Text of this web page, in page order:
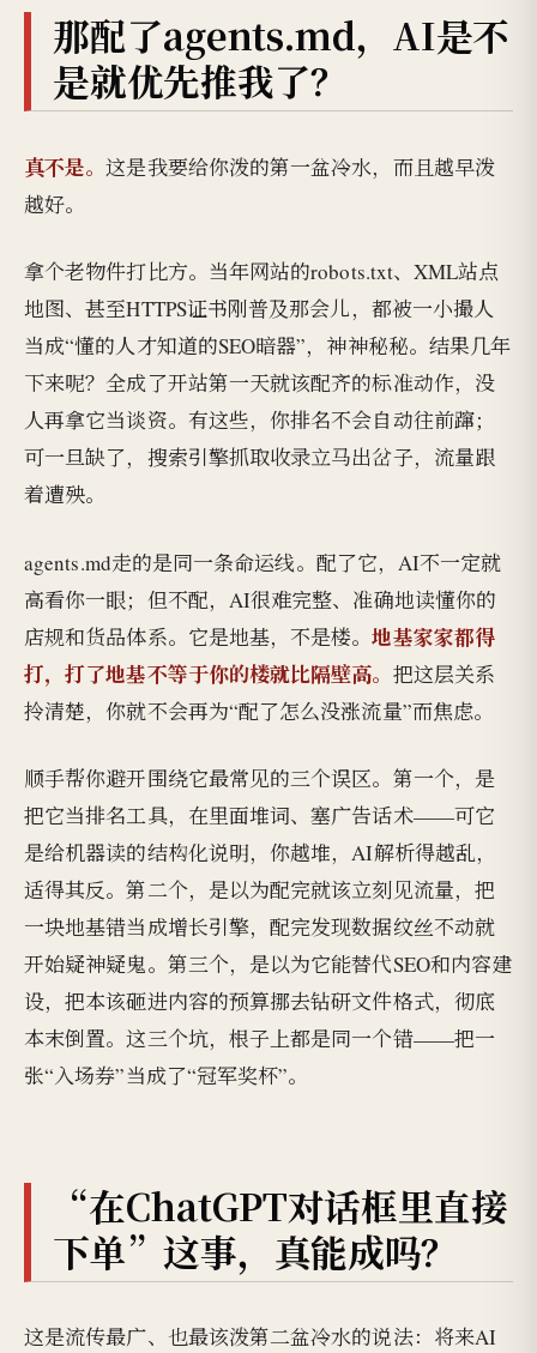
那配了agents.md，AI是不
是就优先推我了？
真不是。这是我要给你泼的第一盆冷水，而且越早泼
越好。
拿个老物件打比方。当年网站的robots.txt、XML站点
地图、甚至HTTPS证书刚普及那会儿，都被一小撮人
当成“懂的人才知道的SEO暗器”，神神秘秘。结果几年
下来呢？全成了开站第一天就该配齐的标准动作，没
人再拿它当谈资。有这些，你排名不会自动往前蹿；
可一旦缺了，搜索引擎抓取收录立马出岔子，流量跟
着遭殃。
agents.md走的是同一条命运线。配了它，AI不一定就
高看你一眼；但不配，AI很难完整、准确地读懂你的
店规和货品体系。它是地基，不是楼。地基家家都得
打，打了地基不等于你的楼就比隔壁高。 把这层关系
拎清楚，你就不会再为“配了怎么没涨流量”而焦虑。
顺手帮你避开围绕它最常见的三个误区。第一个，是
把它当排名工具，在里面堆词、塞广告话术——可它
是给机器读的结构化说明，你越堆，AI解析得越乱，
适得其反。第二个，是以为配完就该立刻见流量，把
一块地基错当成增长引擎，配完发现数据纹丝不动就
开始疑神疑鬼。第三个，是以为它能替代SEO和内容建
设，把本该砸进内容的预算挪去钻研文件格式，彻底
本末倒置。这三个坑，根子上都是同一个错——把一
张“入场券”当成了“冠军奖杯”。
“在ChatGPT对话框里直接
下单”这事，真能成吗？
这是流传最广、也最该泼第二盆冷水的说法：将来AI